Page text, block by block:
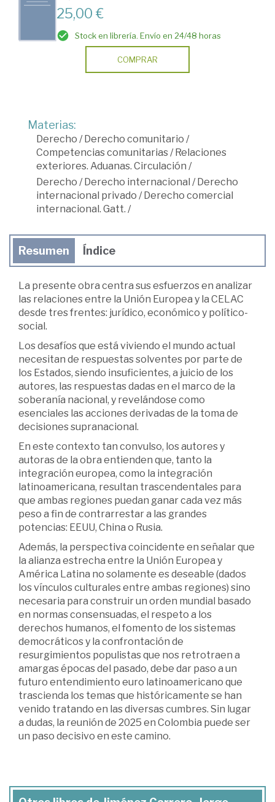
25,00 €
Stock en librería. Envío en 24/48 horas
COMPRAR
Materias:
Derecho /Derecho comunitario /
Competencias comunitarias /Relaciones
exteriores. Aduanas. Circulación /
Derecho /Derecho internacional /Derecho
internacional privado /Derecho comercial
internacional. Gatt. /
Resumen Índice
La presente obra centra sus esfuerzos en analizar
las relaciones entre la Unión Europea y la CELAC
desde tres frentes: jurídico, económico y político-
social.
Los desafíos que está viviendo el mundo actual
necesitan de respuestas solventes por parte de
los Estados, siendo insuficientes, a juicio de los
autores, las respuestas dadas en el marco de la
soberanía nacional, y revelándose como
esenciales las acciones derivadas de la toma de
decisiones supranacional.
En este contexto tan convulso, los autores y
autoras de la obra entienden que, tanto la
integración europea, como la integración
latinoamericana, resultan trascendentales para
que ambas regiones puedan ganar cada vez más
peso a fin de contrarrestar a las grandes
potencias: EEUU, China o Rusia.
Además, la perspectiva coincidente en señalar que
la alianza estrecha entre la Unión Europea y
América Latina no solamente es deseable (dados
los vínculos culturales entre ambas regiones) sino
necesaria para construir un orden mundial basado
en normas consensuadas, el respeto a los
derechos humanos, el fomento de los sistemas
democráticos y la confrontación de
resurgimientos populistas que nos retrotraen a
amargas épocas del pasado, debe dar paso a un
futuro entendimiento euro latinoamericano que
trascienda los temas que históricamente se han
venido tratando en las diversas cumbres. Sin lugar
a dudas, la reunión de 2025 en Colombia puede ser
un paso decisivo en este camino.